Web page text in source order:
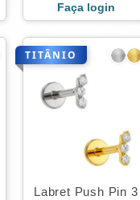
Faça login
TITÂNIO
Labret Push Pin 3